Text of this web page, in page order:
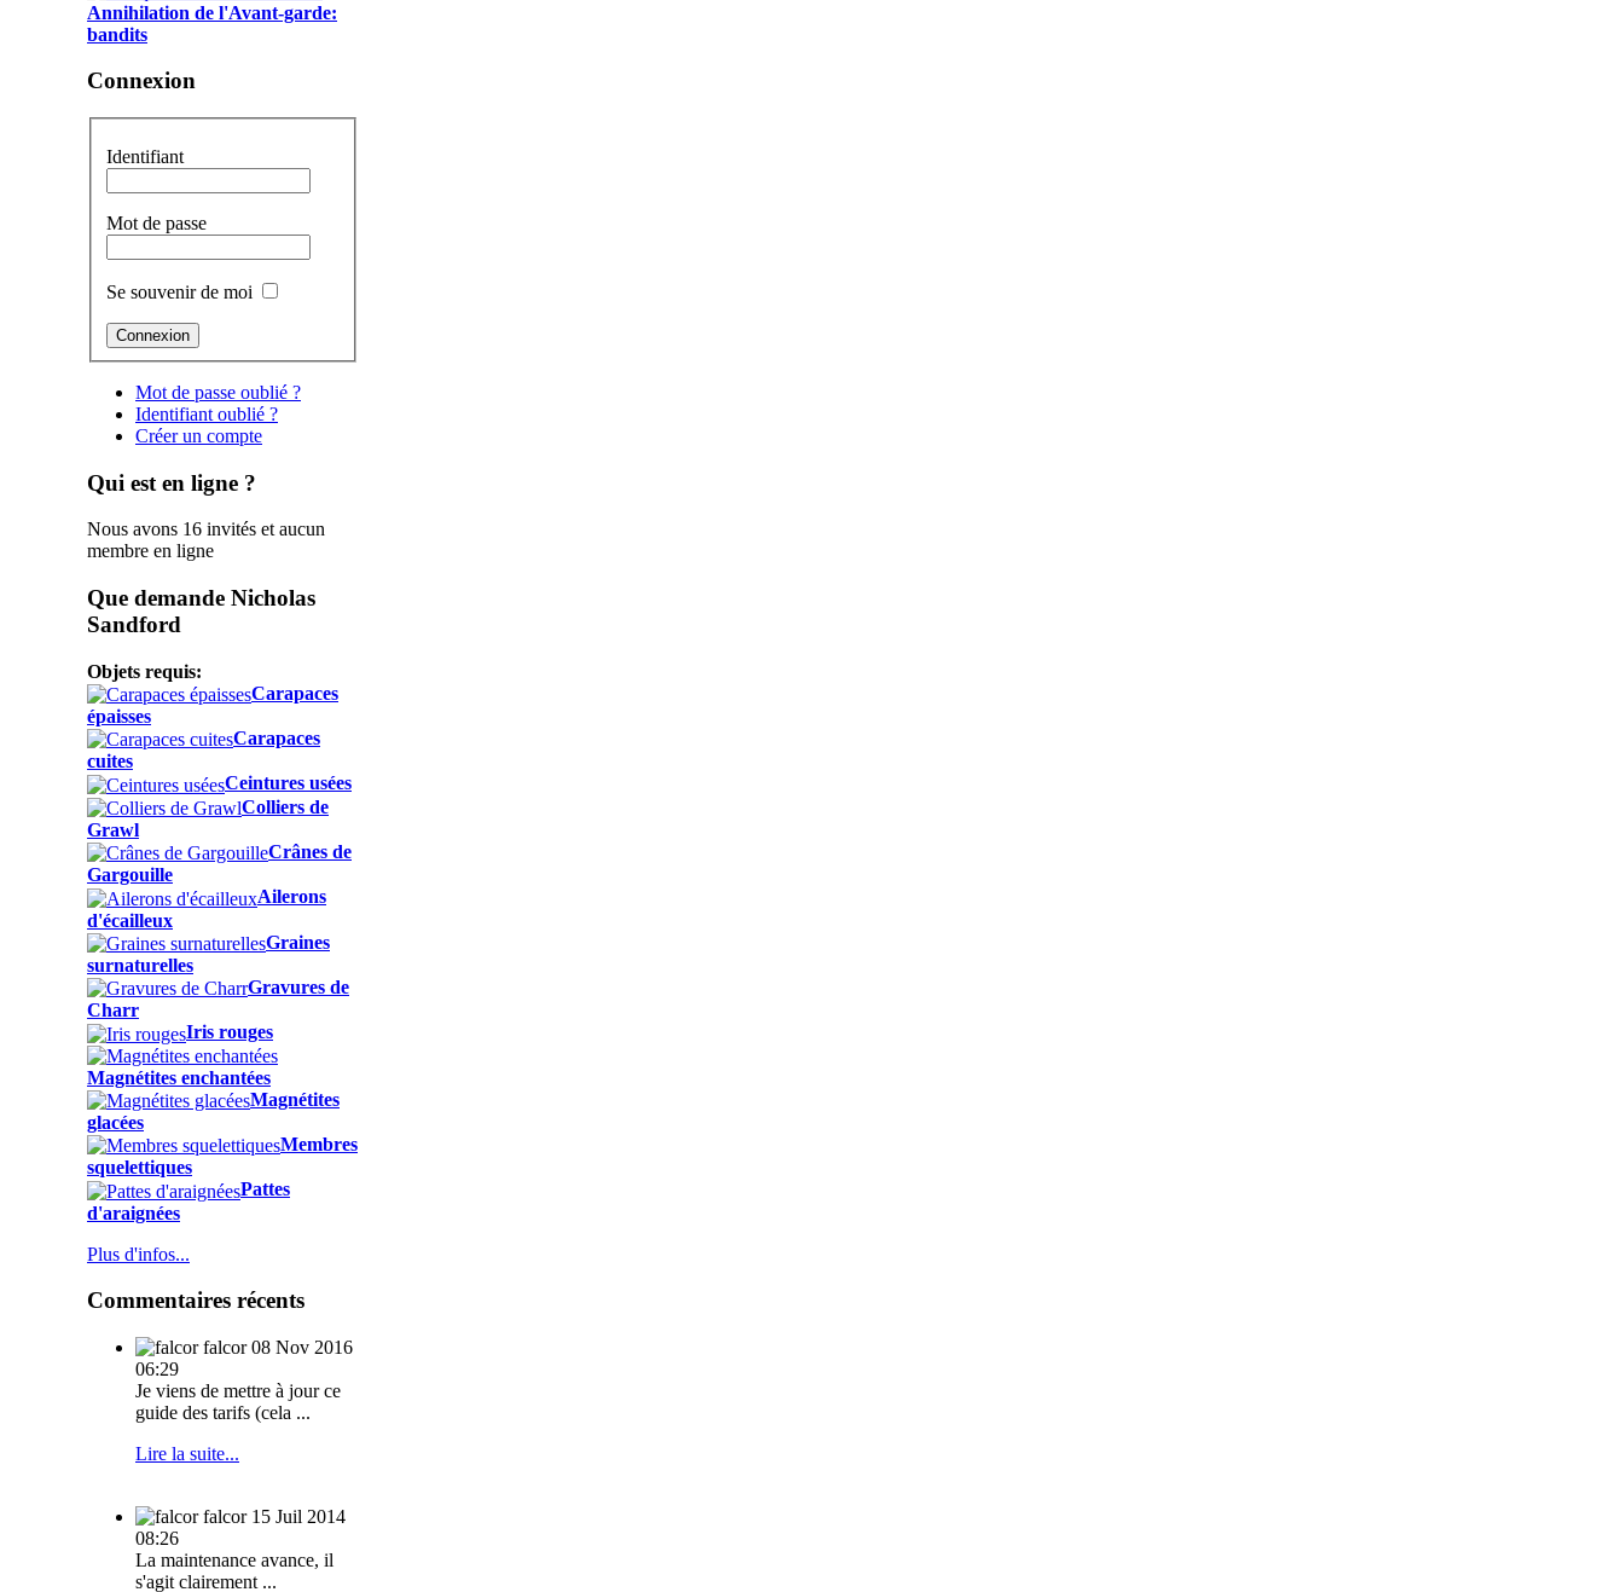
Annihilation de l'Avant-garde:
bandits
Connexion
Identifiant
Mot de passe
Se souvenir de moi
Mot de passe oublié ?
Identifiant oublié ?
Créer un compte
Qui est en ligne ?
Nous avons 16 invités et aucun
membre en ligne
Que demande Nicholas
Sandford
Objets requis:
Carapaces
épaisses
Carapaces
cuites
Ceintures usées
Colliers de
Grawl
Crânes de
Gargouille
Ailerons
d'écailleux
Graines
surnaturelles
Gravures de
Charr
Iris rouges
Magnétites enchantées
Magnétites
glacées
Membres
squelettiques
Pattes
d'araignées
Plus d'infos...
Commentaires récents
falcor 08 Nov 2016
06:29
Je viens de mettre à jour ce
guide des tarifs (cela ...
Lire la suite...
falcor 15 Juil 2014
08:26
La maintenance avance, il
s'agit clairement ...